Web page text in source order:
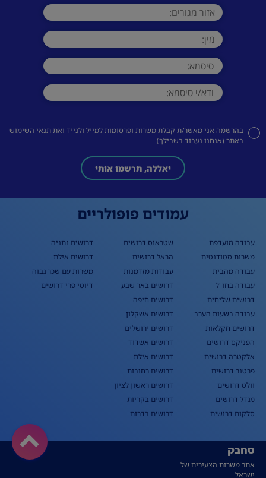
בהרשמה אני מאשר/ת קבלת משרות ופרסומות למייל ולנייד ואתתנאי השימוש
באתר (אנחנו נעבוד בשבילך)
יאללה, תרשמו אותי
עמודים פופולריים
עבודה מועדפת
משרות סטודנטים
עבודה מהבית
עבודה בחו"ל
דרושים שליחים
עבודה בשעות הערב
דרושים חקלאות
הפניקס דרושים
אלקטרה דרושים
פרטנר דרושים
וולט דרושים
מגדל דרושים
סלקום דרושים
שטראוס דרושים
הראל דרושים
עבודות מזדמנות
דרושים באר שבע
דרושים חיפה
דרושים אשקלון
דרושים ירושלים
דרושים אשדוד
דרושים אילת
דרושים רחובות
דרושים ראשון לציון
דרושים בקריות
דרושים בדרום
דרושים נתניה
דרושים אילת
משרות עם שכר גבוה
דיוטי פרי דרושים
סחבק
אתר משרות הצעירים של
ישראל